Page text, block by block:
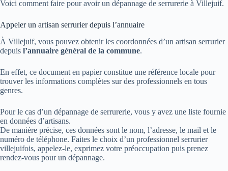
Voici comment faire pour avoir un dépannage de serrurerie à Villejuif.
Appeler un artisan serrurier depuis l’annuaire
À Villejuif, vous pouvez obtenir les coordonnées d’un artisan serrurier
depuis l’annuaire général de la commune.
En effet, ce document en papier constitue une référence locale pour
trouver les informations complètes sur des professionnels en tous
genres.
Pour le cas d’un dépannage de serrurerie, vous y avez une liste fournie
en données d’artisans.
De manière précise, ces données sont le nom, l’adresse, le mail et le
numéro de téléphone. Faites le choix d’un professionnel serrurier
villejuifois, appelez-le, exprimez votre préoccupation puis prenez
rendez-vous pour un dépannage.